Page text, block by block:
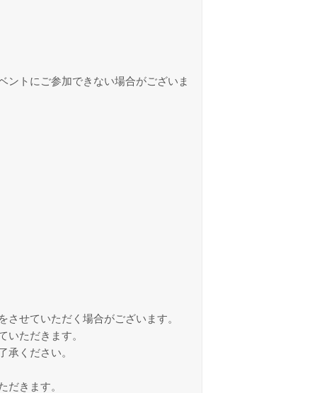
ントにご参加できない場合がございま
せていただく場合がございます。
ただきます。
ください。
きます。